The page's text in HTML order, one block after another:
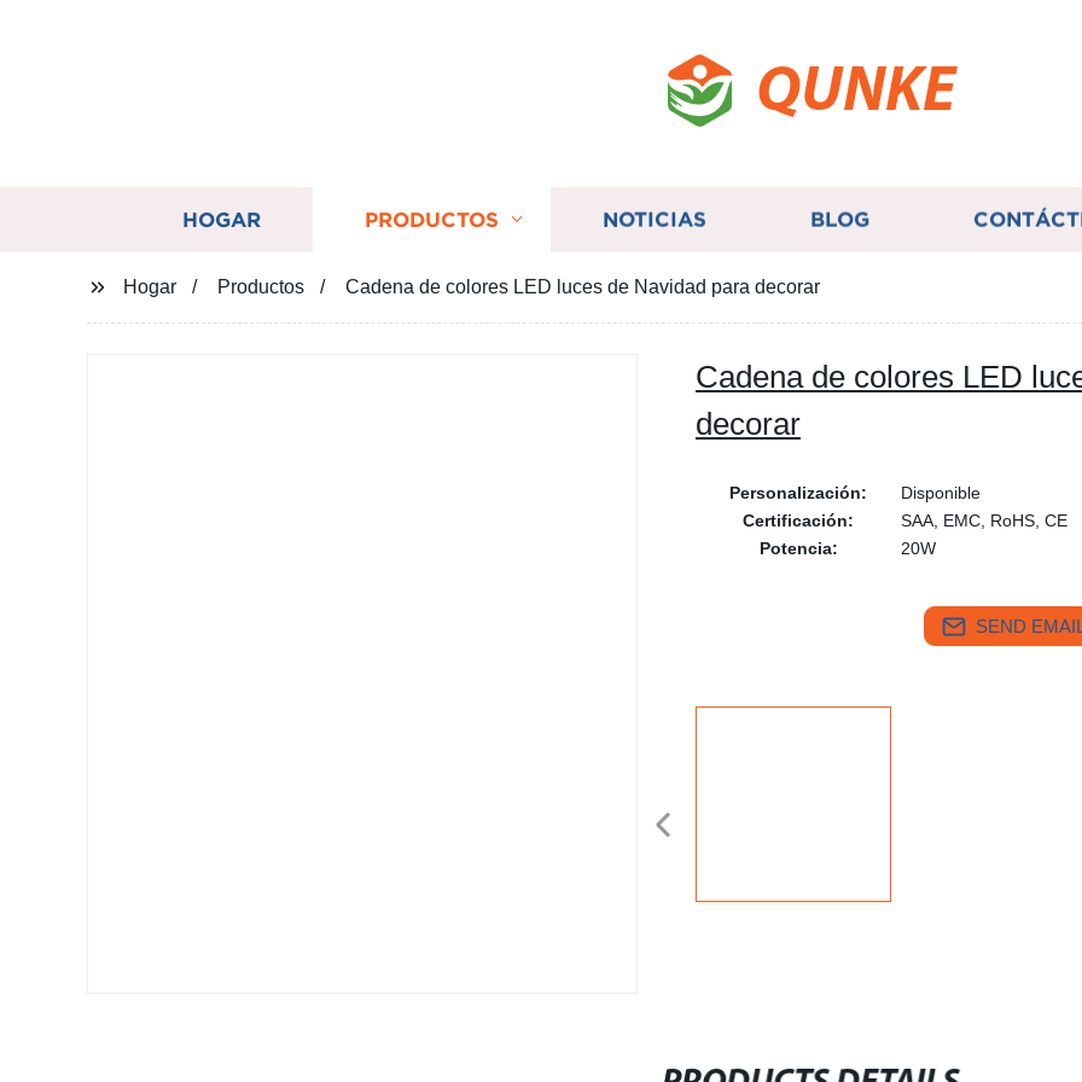
QUNKE
HOGAR PRODUCTOS NOTICIAS BLOG
Hogar Productos Cadena de colores LED luces de Navidad para decorar
Cadena de colores LED
decorar
Personalización:
Disponible
Certificación:
SAA, EMC, RoHS, CE
Potencia:
20W
SEND